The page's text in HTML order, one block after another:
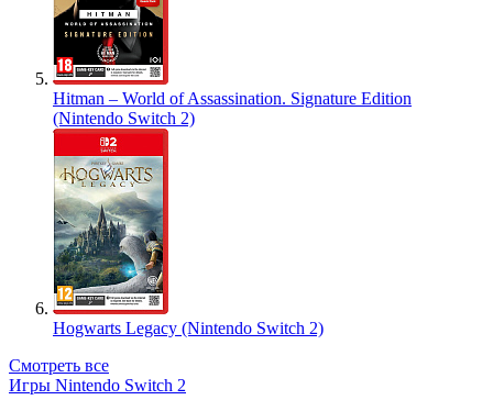
Hitman – World of Assassination. Signature Edition
(Nintendo Switch 2)
Hogwarts Legacy (Nintendo Switch 2)
Смотреть все
Игры Nintendo Switch 2